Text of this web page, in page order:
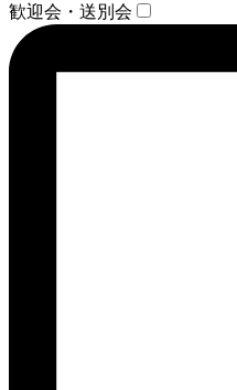
歓迎会・送別会